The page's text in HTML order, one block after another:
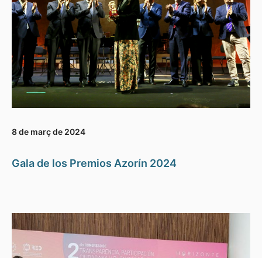
8 de març de 2024
Gala de los Premios Azorín 2024